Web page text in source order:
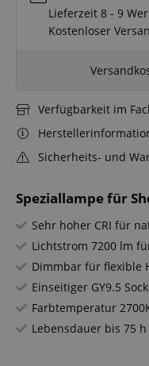
Speziallampe für
Sehr hoher CRI für
Lichtstrom 7200 lm
Dimmbar für flexible
Einseitiger GY9.5
Farbtemperatur
Lebensdauer bis 75
Lieferzeit 8 - 9
Kostenloser
Verfügbarkeit im
Sicherheits- und